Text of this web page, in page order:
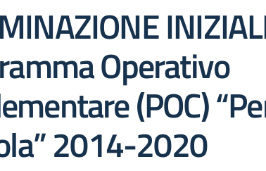
Operativo
(POC)
2014-2020